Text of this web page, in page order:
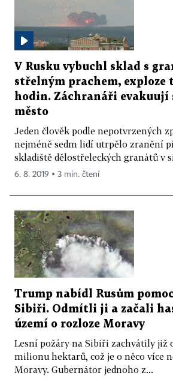
V Rusku vybuchl sklad s
střelným prachem, exploze
hodin. Záchranáři evakuují
město
Jeden člověk podle nepotvrzených
nejméně sedm lidí utrpělo zranění
skladiště dělostřeleckých granátů v
6. 8. 2019 ▪ 3 min. čtení
Trump nabídl Rusům
Sibiři. Odmítli ji a začali
území o rozloze Moravy
Lesní požáry na Sibiři zachvátily již
milionu hektarů, což je o něco více
Moravy. Gubernátor jednoho z...